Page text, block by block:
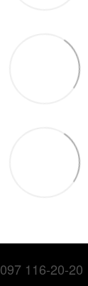
097 116-20-20